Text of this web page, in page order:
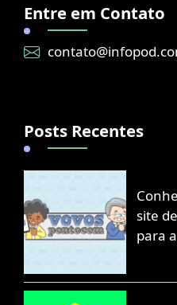
Entre em Contato
Posts Recentes
site
para